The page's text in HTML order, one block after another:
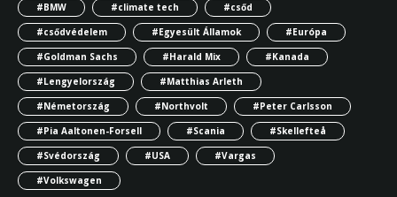
#BMW
#climate tech
#csőd
#csődvédelem
#Egyesült Államok
#Európa
#Goldman Sachs
#Harald Mix
#Kanada
#Lengyelország
#Matthias Arleth
#Németország
#Northvolt
#Peter Carlsson
#Pia Aaltonen-Forsell
#Scania
#Skellefteå
#Svédország
#USA
#Vargas
#Volkswagen